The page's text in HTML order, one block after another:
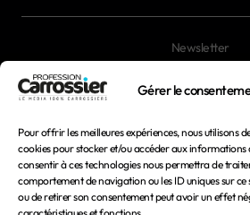
Gérer le
Pour offrir les meilleures expériences, nous utilisons
cookies pour stocker et/ou accéder aux informations
consentir à ces technologies nous permettra de
comportement de navigation ou les ID uniques sur
ou de retirer son consentement peut avoir un effet
Newsletter
Mentions légales
Conditions générales
Conditions générales de